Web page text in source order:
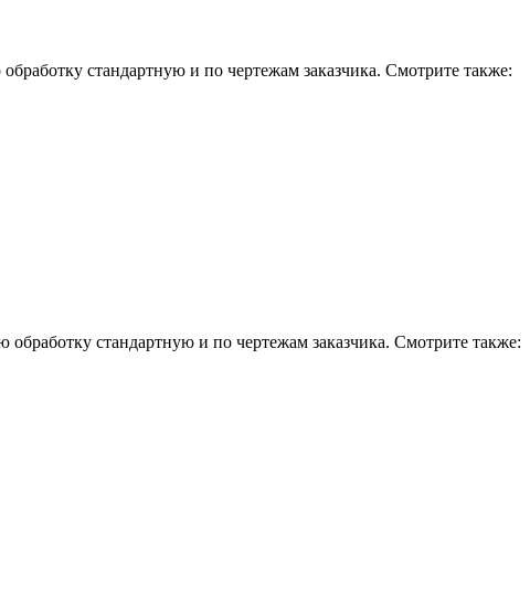
стандартную и по чертежам заказчика. Смотрите также:
стандартную и по чертежам заказчика. Смотрите также: